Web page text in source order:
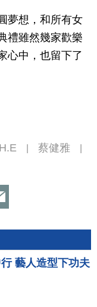
夢想，和所有女
禮雖然幾家歡樂
心中，也留下了
蔡健雅
藝人造型下功夫